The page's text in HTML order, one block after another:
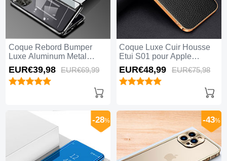
Coque Rebord Bumper
Luxe Aluminum Metal
Miroir 360 Degres Housse
Etui Aimant pour Apple
iPhone 15 Pro Noir
EUR€39,98 EUR€69,99
Coque Luxe Cuir Housse
Etui S01 pour Apple
iPhone 15 Pro Noir
EUR€48,99 EUR€75,98
-28% -43%